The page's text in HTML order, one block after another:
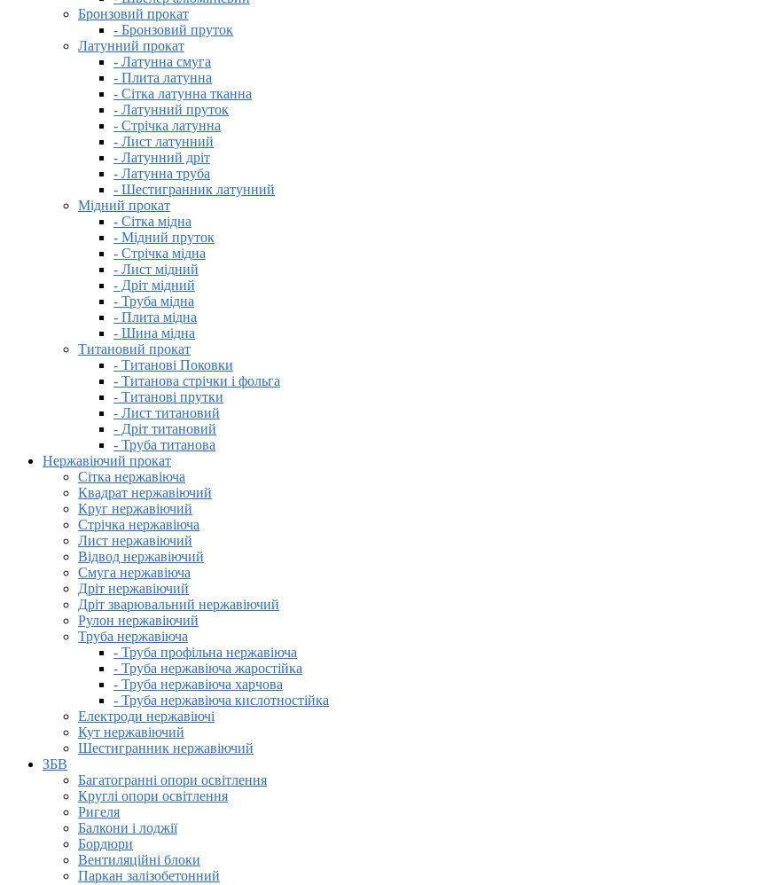
Бронзовий прокат
- Бронзовий пруток
Латунний прокат
- Латунна смуга
- Плита латунна
- Сітка латунна тканна
- Латунний пруток
- Стрічка латунна
- Лист латунний
- Латунний дріт
- Латунна труба
- Шестигранник латунний
Мідний прокат
- Сітка мідна
- Мідний пруток
- Стрічка мідна
- Лист мідний
- Дріт мідний
- Труба мідна
- Плита мідна
- Шина мідна
Титановий прокат
- Титанові Поковки
- Титанова стрічки і фольга
- Титанові прутки
- Лист титановий
- Дріт титановий
- Труба титанова
Нержавіючий прокат
Сітка нержавіюча
Квадрат нержавіючий
Круг нержавіючий
Стрічка нержавіюча
Лист нержавіючий
Відвод нержавіючий
Смуга нержавіюча
Дріт нержавіючий
Дріт зварювальний нержавіючий
Рулон нержавіючий
Труба нержавіюча
- Труба профільна нержавіюча
- Труба нержавіюча жаростійка
- Труба нержавіюча харчова
- Труба нержавіюча кислотностійка
Електроди нержавіючі
Кут нержавіючий
Шестигранник нержавіючий
ЗБВ
Багатогранні опори освітлення
Круглі опори освітлення
Ригеля
Балкони і лоджії
Бордюри
Вентиляційні блоки
Паркан залізобетонний